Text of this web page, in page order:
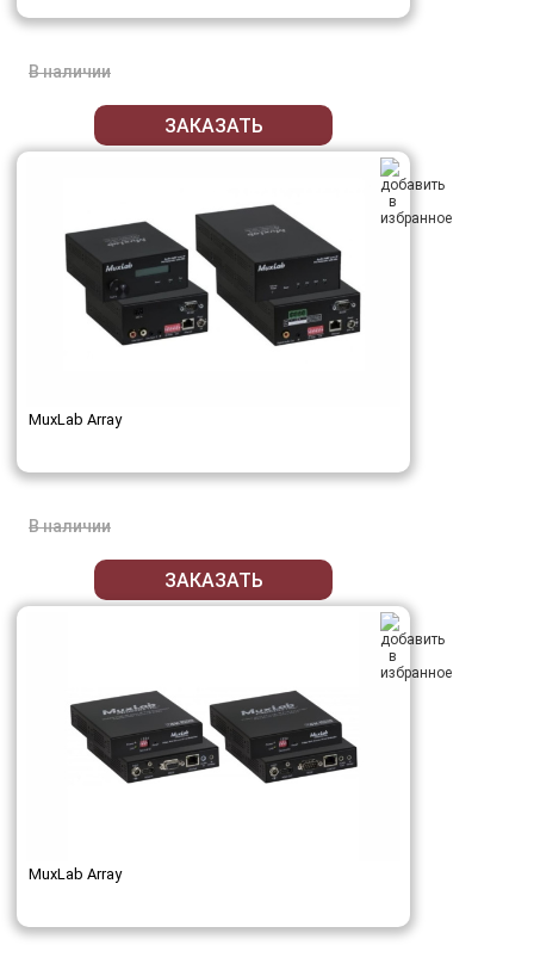
В наличии
ЗАКАЗАТЬ
MuxLab Array
В наличии
ЗАКАЗАТЬ
MuxLab Array